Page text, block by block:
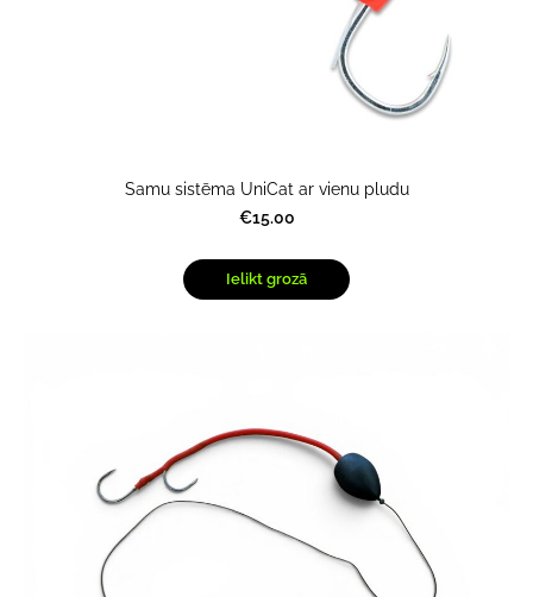
Samu sistēma UniCat ar vienu pludu
€15.00
Ielikt grozā